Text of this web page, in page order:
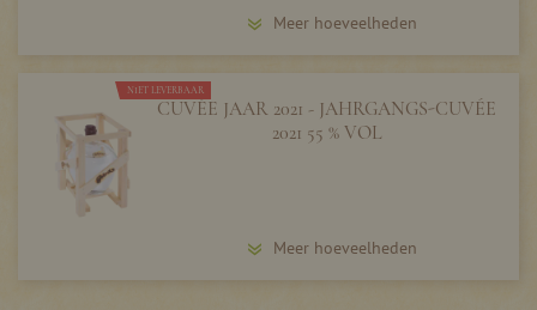
Meer hoeveelheden
NIET LEVERBAAR
CUVÉE JAAR 2021 - JAHRGANGS-CUVÉE
2021 55 % VOL
Meer hoeveelheden